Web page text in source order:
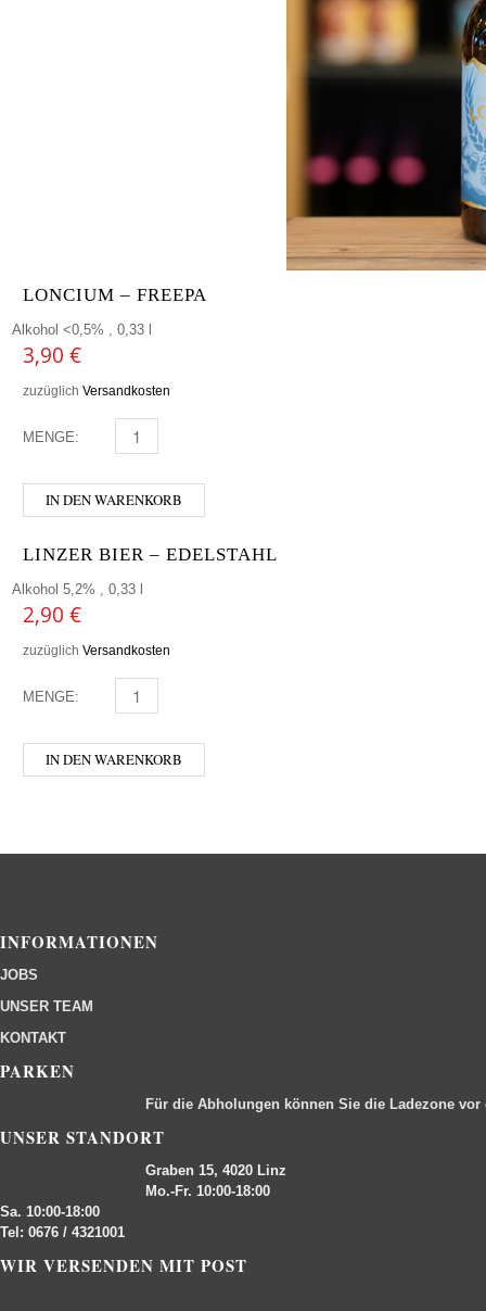
LONCIUM – FREEPA
Alkohol <0,5% , 0,33 l
3,90 €
zuzüglich Versandkosten
MENGE: LONCIUM - FREEPA MENGE
IN DEN WARENKORB
LINZER BIER – EDELSTAHL
Alkohol 5,2% , 0,33 l
2,90 €
zuzüglich Versandkosten
MENGE: LINZER BIER - EDELSTAHL MENGE
IN DEN WARENKORB
INFORMATIONEN
JOBS
UNSER TEAM
KONTAKT
PARKEN
Für die Abholungen können Sie die Ladezone
UNSER STANDORT
Graben 15, 4020 Linz
Mo.-Fr. 10:00-18:00
Sa. 10:00-18:00
Tel: 0676 / 4321001
WIR VERSENDEN MIT POST